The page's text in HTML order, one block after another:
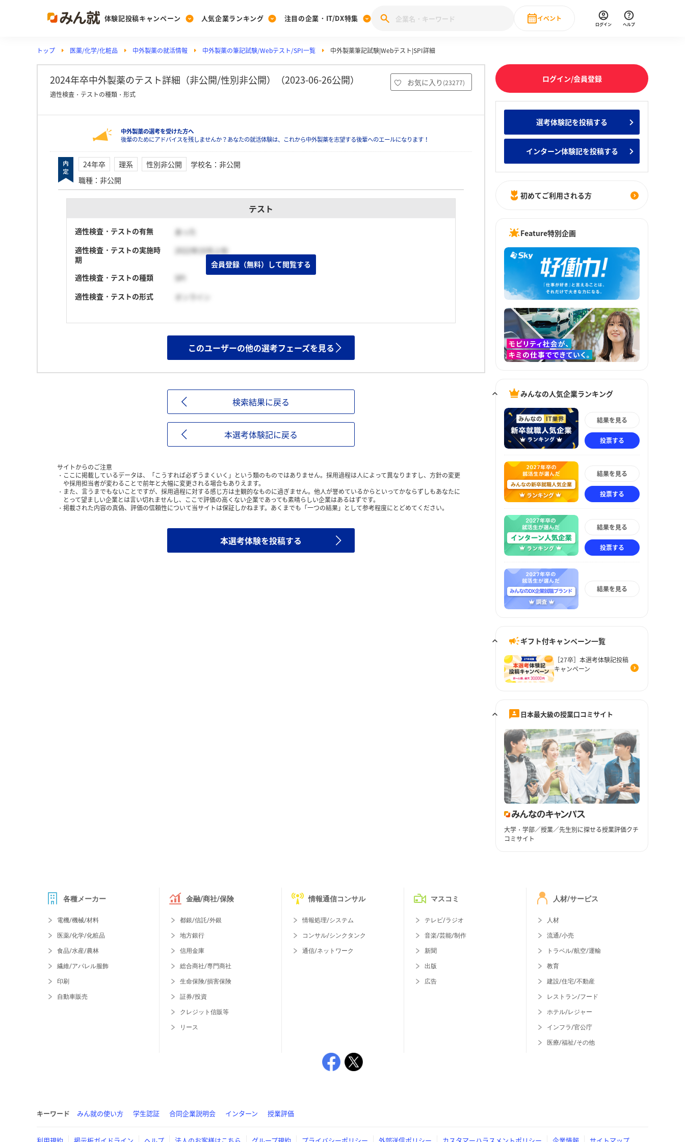
体験記投稿キャンペーン
Post
投稿する
[27卒] 本選考体験記投稿キャンペーン
人気企業ランキング
Ranking
ランキングを見る
みんなのDX企業就職ブランド調査
Vote
投票する
みんなの新卒就職人気企業ランキング みんなのインターン人気企業ランキ
注目の企業・IT/DX特集
PickUp
注目の企業特集
注目の企業特集
28卒 IT・DX現場社員インタビュー
イベント
直近のイベント一覧
ログイン ヘルプ
トップ 医薬/化学/化粧品 中外製薬の就活情報 中外製薬の筆記試験/Webテスト/SPI一覧 中外製薬筆記試験|Webテスト|SPI詳細
2024年卒中外製薬のテスト詳細（非公開/性別非公開）（2023-06-26公開） お気に入り (23277)
適性検査・テストの種類・形式
中外製薬の選考を受けた方へ
後輩のためにアドバイスを残しませんか？あなたの就活体験は、これから中外製薬を志望する後輩へのエールになります！
24年卒 理系 性別非公開 学校名 ： 非公開
職種 ： 非公開
テスト
適性検査・テストの有無
あった
適性検査・テストの実施時
期
2022年10月上旬
適性検査・テストの種類
SPI
適性検査・テストの形式
オンライン
会員登録（無料）して閲覧する
このユーザーの他の選考フェーズを見る
検索結果に戻る
本選考体験記に戻る
サイトからのご注意
ここに掲載しているデータは、「こうすれば必ずうまくいく」という類のものではありません。採用過程は人によって異なりますし、方針の変更
や採用担当者が変わることで前年と大幅に変更される場合もありえます。
また、言うまでもないことですが、採用過程に対する感じ方は主観的なものに過ぎません。他人が誉めているからといってかならずしもあなたに
とって望ましい企業とは言い切れませんし、ここで評価の高くない企業であっても素晴らしい企業はあるはずです。
掲載された内容の真偽、評価の信頼性について当サイトは保証しかねます。あくまでも「一つの結果」として参考程度にとどめてください。
本選考体験を投稿する
ログイン/会員登録
選考体験記を投稿する
インターン体験記を投稿する
初めてご利用される方
Feature特別企画
みんなの人気企業ランキング
結果を見る
投票する
結果を見る
投票する
結果を見る
投票する
結果を見る
ギフト付キャンペーン一覧
［27卒］本選考体験記投稿
キャンペーン
日本最大級の授業口コミサイト
大学・学部／授業／先生別に探せる授業評価クチ
コミサイト
各種メーカー
電機/機械/材料
医薬/化学/化粧品
食品/水産/農林
繊維/アパレル服飾
印刷
自動車販売
金融/商社/保険
都銀/信託/外銀
地方銀行
信用金庫
総合商社/専門商社
生命保険/損害保険
証券/投資
クレジット信販等
リース
情報通信コンサル
情報処理/システム
コンサル/シンクタンク
通信/ネットワーク
マスコミ
テレビ/ラジオ
音楽/芸能/制作
新聞
出版
広告
人材/サービス
人材
流通/小売
トラベル/航空/運輸
教育
建設/住宅/不動産
レストラン/フード
ホテル/レジャー
インフラ/官公庁
医療/福祉/その他
キーワード みん就の使い方 学生認証 合同企業説明会 インターン 授業評価